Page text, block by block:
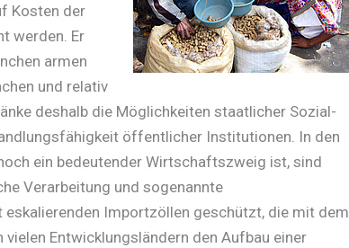
Kosten der
werden. Er
armen
und relativ
deshalb die Möglichkeiten staatlicher Sozial-
öffentlicher Institutionen. In den
ein bedeutender Wirtschaftszweig ist, sind
Verarbeitung und sogenannte
Importzöllen geschützt, die mit dem
Entwicklungsländern den Aufbau einer